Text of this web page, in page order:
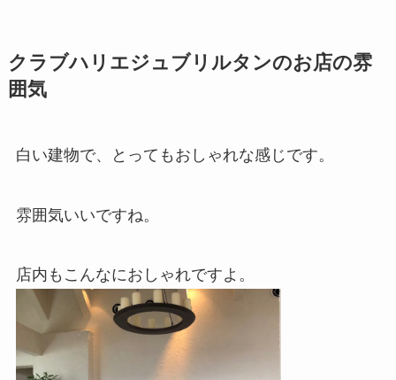
クラブハリエジュブリルタンのお店の雰
囲気
白い建物で、とってもおしゃれな感じです。
雰囲気いいですね。
店内もこんなにおしゃれですよ。